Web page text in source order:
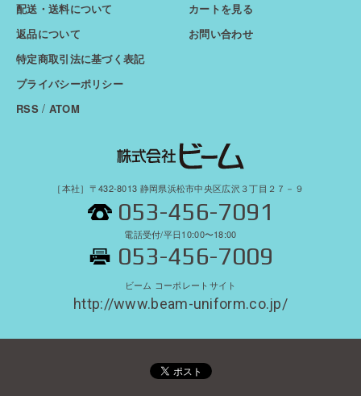
配送・送料について
返品について
特定商取引法に基づく表記
プライバシーポリシー
RSS/ ATOM
カートを見る
お問い合わせ
［本社］〒432-8013 静岡県浜松市中央区広沢３丁目２７－９
053-456-7091
電話受付/平日10:00〜18:00
053-456-7009
ビーム コーポレートサイト
http://www.beam-uniform.co.jp/